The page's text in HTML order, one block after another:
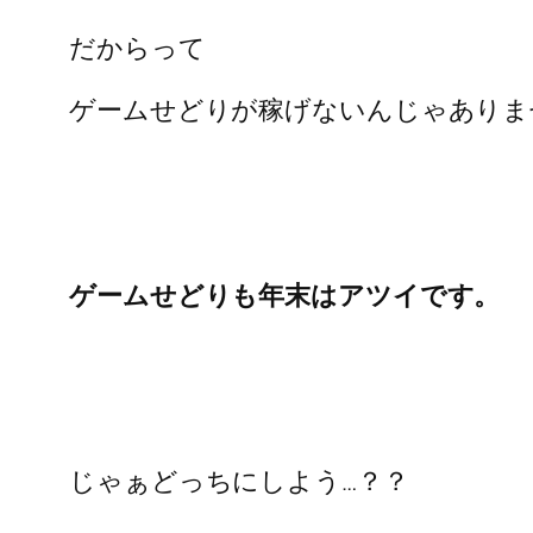
だからって
ゲームせどりが稼げないんじゃあり
ゲームせどりも年末はアツイです。
じゃぁどっちにしよう…？？